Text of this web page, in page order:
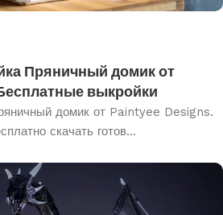
Пряничный домик от
выкройки
домик от Paintyee Designs.
скачать готов...